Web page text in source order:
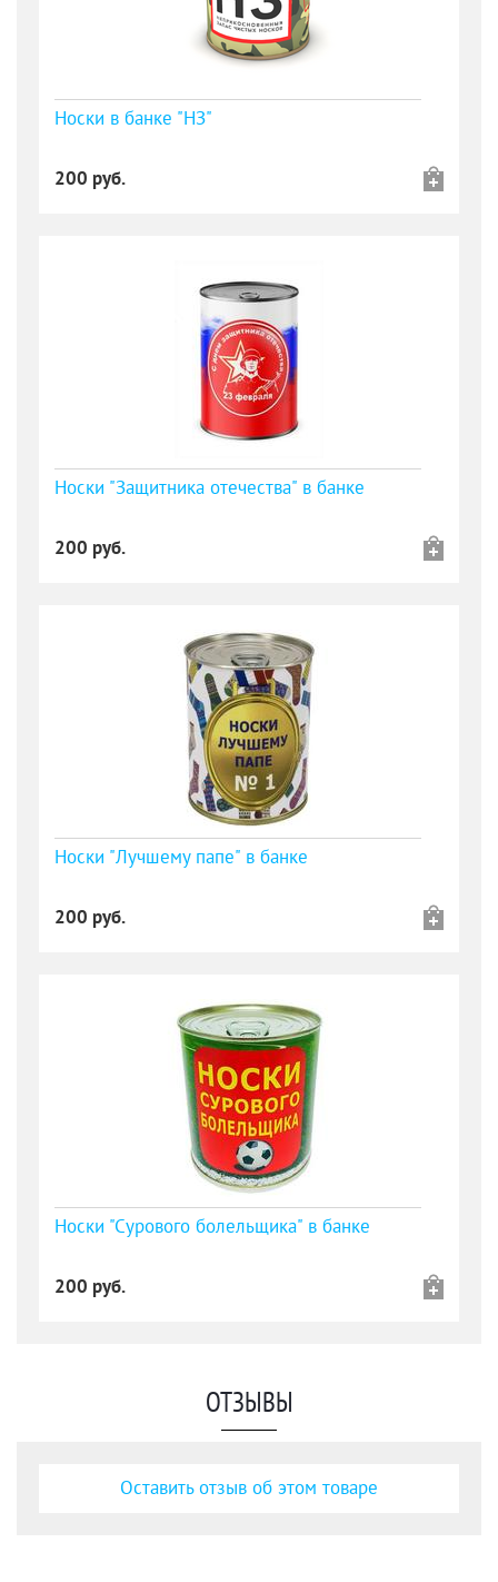
Носки в банке "НЗ"
200 руб.
Носки "Защитника отечества" в банке
200 руб.
Носки "Лучшему папе" в банке
200 руб.
Носки "Сурового болельщика" в банке
200 руб.
ОТЗЫВЫ
Оставить отзыв об этом товаре